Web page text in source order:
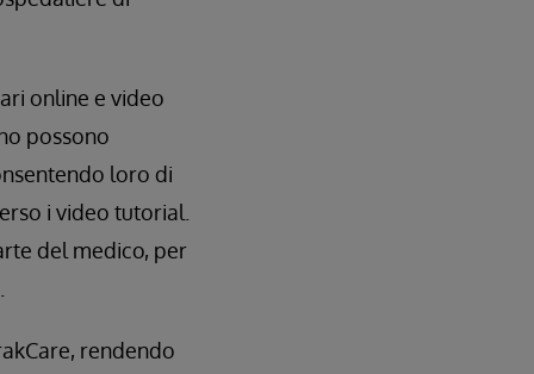
online e video
possono
loro di
i video tutorial.
del medico, per
rendendo